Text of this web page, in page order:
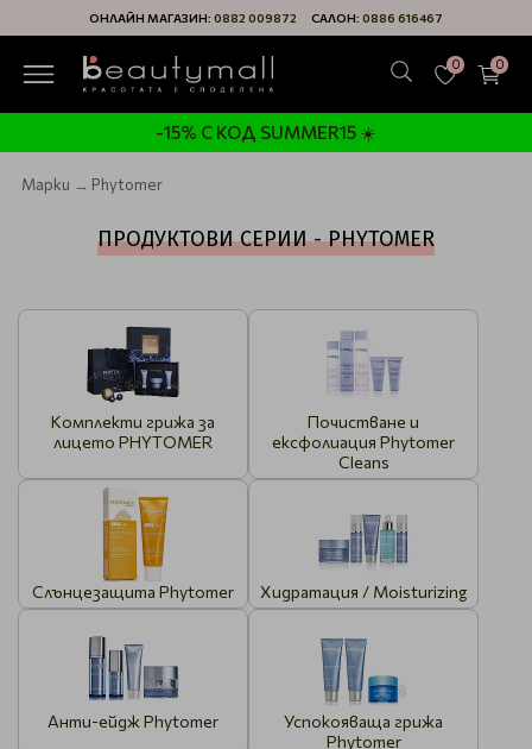
ОНЛАЙН МАГАЗИН: 0882 009872 САЛОН: 0886 616467
0 0
-15% С КОД SUMMER15 ☀️
Марки Phytomer
ПРОДУКТОВИ СЕРИИ - PHYTOMER
Комплекти грижа за
лицето PHYTOMER
Почистване и
ексфолиация Phytomer
Cleans
Слънцезащита Phytomer Хидратация / Moisturizing
Анти-ейдж Phytomer
Успокояваща грижа
Phytomer